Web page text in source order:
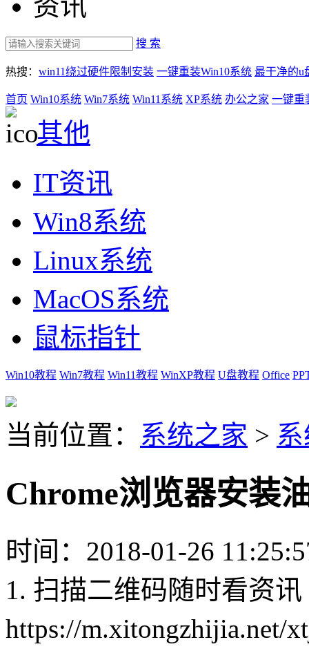
搜 索
热搜： win11绕过硬件限制安装 一键重装Win10系统 最干净的u
首页 Win10系统 Win7系统 Win11系统 XP系统 办公之家 一键重
其他
IT资讯
Win8系统
Linux系统
MacOS系统
鼠标指针
Win10教程 Win7教程 Win11教程 WinXP教程 U盘教程 Office
当前位置： 系统之家 >
Chrome浏览器安装
时间：2018-01-26
1. 扫描二维码随时看资讯
https://m.xitongzhijia.net/